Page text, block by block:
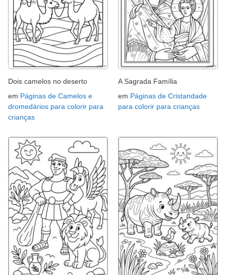
Dois camelos no deserto
em Páginas de Camelos e
dromedários para colorir para
crianças
A Sagrada Família
em Páginas de Cristandade
para colorir para crianças